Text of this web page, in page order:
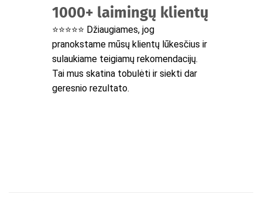
1000+ laimingų klientų
⭐⭐⭐⭐⭐ Džiaugiames, jog
pranokstame mūsų klientų lūkesčius ir
sulaukiame teigiamų rekomendacijų.
Tai mus skatina tobulėti ir siekti dar
geresnio rezultato.